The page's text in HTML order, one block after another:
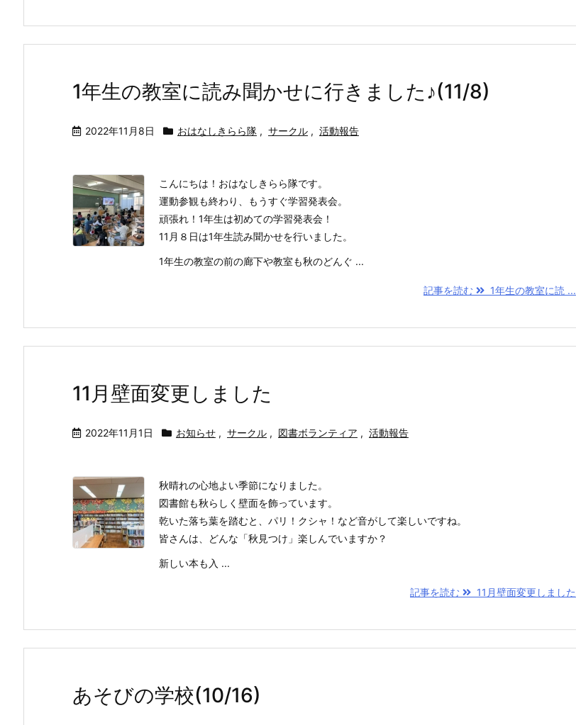
1年生の教室に読み聞かせに行きました♪(11/8)
2022年11月8日 おはなしきらら隊 , サークル , 活動報告
こんにちは！おはなしきらら隊です。
運動参観も終わり、もうすぐ学習発表会。
頑張れ！1年生は初めての学習発表会！
11月８日は1年生読み聞かせを行いました。
1年生の教室の前の廊下や教室も秋のどんぐ ...
記事を読む 1年生の教室に読 ...
11月壁面変更しました
2022年11月1日 お知らせ , サークル , 図書ボランティア , 活動報告
秋晴れの心地よい季節になりました。
図書館も秋らしく壁面を飾っています。
乾いた落ち葉を踏むと、パリ！クシャ！など音がして楽しいですね。
皆さんは、どんな「秋見つけ」楽しんでいますか？
新しい本も入 ...
記事を読む 11月壁面変更しました
あそびの学校(10/16)